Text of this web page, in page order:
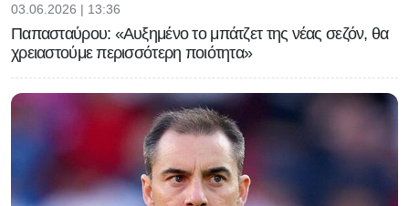
03.06.2026 | 13:36
Παπασταύρου: «Αυξημένο το μπάτζετ της νέας σεζόν, θα
χρειαστούμε περισσότερη ποιότητα»